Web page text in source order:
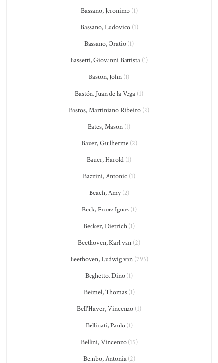
Bassano, Jeronimo(1)
Bassano, Ludovico(1)
Bassano, Oratio (1)
Bassetti, Giovanni Battista (1)
Baston, John (1)
Bastón, Juan de la Vega (1)
Bastos, Martiniano Ribeiro (2)
Bates, Mason (1)
Bauer, Guilherme(2)
Bauer, Harold (1)
Bazzini, Antonio (1)
Beach, Amy(2)
Beck, Franz Ignaz(1)
Becker, Dietrich (1)
Beethoven, Karl van (2)
Beethoven, Ludwig van(795)
Beghetto, Dino (1)
Beimel, Thomas(1)
Bell'Haver, Vincenzo (1)
Bellinati, Paulo(1)
Bellini, Vincenzo(15)
Bembo, Antonia(2)